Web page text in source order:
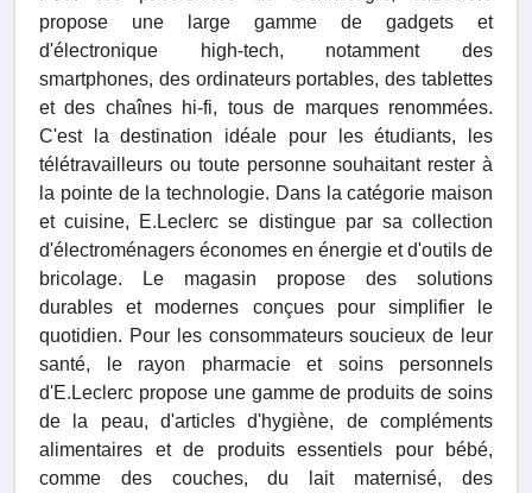
propose une large gamme de gadgets et
d'électronique high-tech, notamment des
smartphones, des ordinateurs portables, des tablettes
et des chaînes hi-fi, tous de marques renommées.
C'est la destination idéale pour les étudiants, les
télétravailleurs ou toute personne souhaitant rester à
la pointe de la technologie. Dans la catégorie maison
et cuisine, E.Leclerc se distingue par sa collection
d'électroménagers économes en énergie et d'outils de
bricolage. Le magasin propose des solutions
durables et modernes conçues pour simplifier le
quotidien. Pour les consommateurs soucieux de leur
santé, le rayon pharmacie et soins personnels
d'E.Leclerc propose une gamme de produits de soins
de la peau, d'articles d'hygiène, de compléments
alimentaires et de produits essentiels pour bébé,
comme des couches, du lait maternisé, des